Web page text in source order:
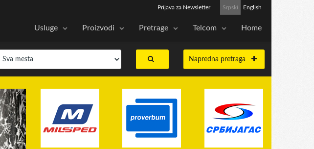
Srpski English
Prijava za Newsletter
Usluge Proizvodi Pretrage Telcom Home
Napredna pretraga